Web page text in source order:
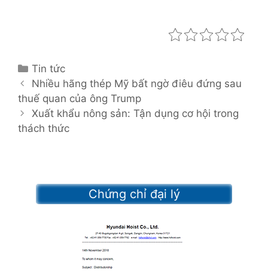
C
a
t
e
g
e
s
Tin tức
P
o
s
t
Nhiều hãng thép Mỹ bất ngờ điêu đứng sau
thuế quan của ông Trump
Xuất khẩu nông sản: Tận dụng cơ hội trong
thách thức
Chứng chỉ đại lý